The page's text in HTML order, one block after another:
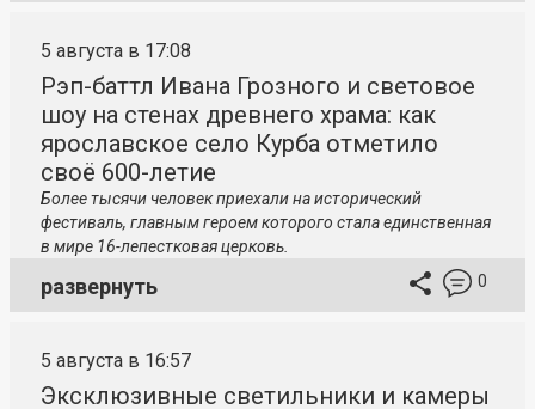
5 августа в 17:08
Рэп-баттл Ивана Грозного и световое
шоу на стенах древнего храма: как
ярославское село Курба отметило
своё 600-летие
Более тысячи человек приехали на исторический
фестиваль, главным героем которого стала единственная
в мире 16-лепестковая церковь.
развернуть 0
5 августа в 16:57
Эксклюзивные светильники и камеры